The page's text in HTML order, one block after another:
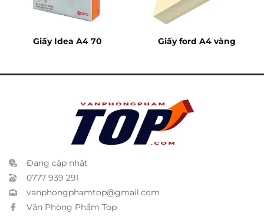
Giấy Idea A4 70 Giấy ford A4 vàng
Đang cập nhật
0777 939 291
vanphongphamtop@gmail.com
Văn Phòng Phẩm Top